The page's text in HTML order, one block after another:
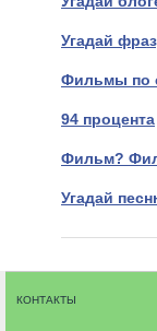
Угадай
Фильмы по
94 процента
Фильм?
Угадай
КОНТАКТЫ